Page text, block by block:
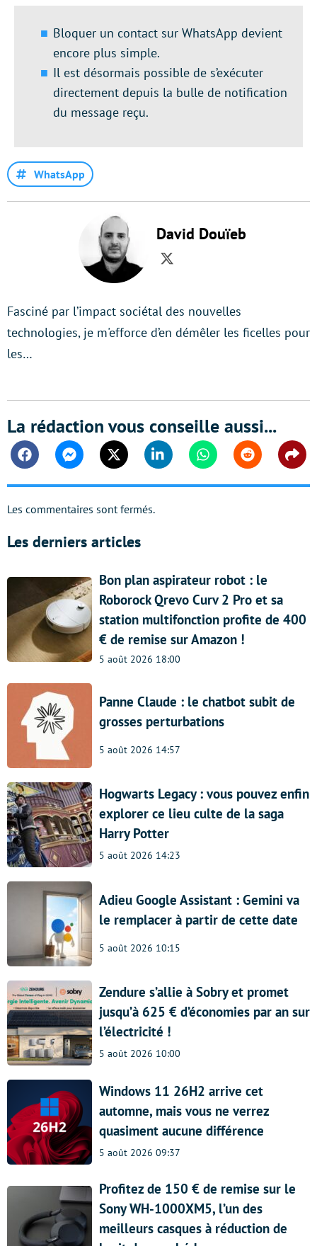
Bloquer un contact sur WhatsApp devient
encore plus simple.
Il est désormais possible de s’exécuter
directement depuis la bulle de notification
du message reçu.
WhatsApp
David Douïeb
Twitter
Fasciné par l’impact sociétal des nouvelles
technologies, je m'efforce d’en démêler les ficelles pour
les…
La rédaction vous conseille aussi...
FacebookMessengerTwitter Linkedin WhatsappReddit
Les commentaires sont fermés.
Les derniers articles
Bon plan aspirateur robot : le
Roborock Qrevo Curv 2 Pro et sa
station multifonction profite de 400
€ de remise sur Amazon !
5 août 2026 18:00
Panne Claude : le chatbot subit de
grosses perturbations
5 août 2026 14:57
Hogwarts Legacy : vous pouvez enfin
explorer ce lieu culte de la saga
Harry Potter
5 août 2026 14:23
Adieu Google Assistant : Gemini va
le remplacer à partir de cette date
5 août 2026 10:15
Zendure s’allie à Sobry et promet
jusqu’à 625 € d’économies par an sur
l’électricité !
5 août 2026 10:00
Windows 11 26H2 arrive cet
automne, mais vous ne verrez
quasiment aucune différence
5 août 2026 09:37
Profitez de 150 € de remise sur le
Sony WH-1000XM5, l’un des
meilleurs casques à réduction de